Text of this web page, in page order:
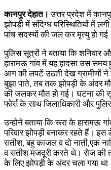
कानपुर देहात। उत्तर प्रदेश में
झोपड़ी में संदिग्ध परिस्थितियों में
पांच सदस्यों की जल कर मृत्यु हो
पुलिस सूत्रों ने बताया कि शनिवार
हारामऊ गांव में यह हादसा उस
आग की लपटें उठती देख ग्रामीणों
बुझा पाते, तब तक झोपड़ी के अंदर
की जलकर मौत हो गई। घटना की
फोर्स के साथ जिलाधिकारी और
उन्होने बताया कि रूरा के हारामऊ
परिवार झोपड़ी बनाकर रहते हैं।
सतीश, बहु काजल व दो नाती,एक
व सतीश मजदूरी करते थे। रोज की
के लिए झोपड़ी के अंदर चला गया